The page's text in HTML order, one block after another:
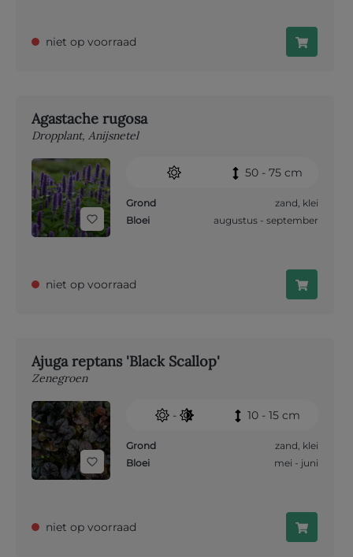
niet op voorraad
Agastache rugosa
Dropplant, Anijsnetel
50 - 75 cm
Grond zand, klei
Bloei
augustus - september
niet op voorraad
Ajuga reptans 'Black Scallop'
Zenegroen
- 10 - 15 cm
Grond zand, klei
Bloei
mei - juni
niet op voorraad